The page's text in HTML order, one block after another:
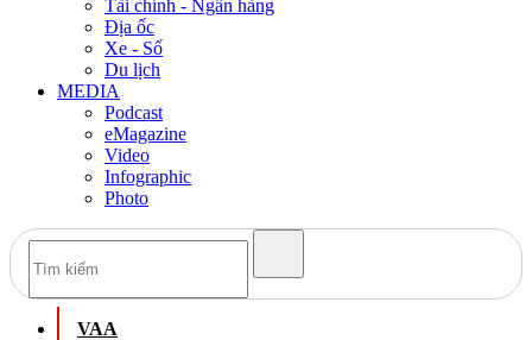
Tài chính - Ngân hàng
Địa ốc
Xe - Số
Du lịch
MEDIA
Podcast
eMagazine
Video
Infographic
Photo
VAA